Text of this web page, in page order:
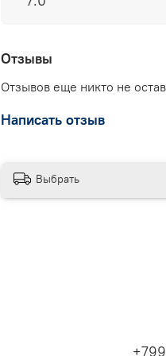
Отзывы
Отзывов еще никто не
Написать отзыв
Выбрать